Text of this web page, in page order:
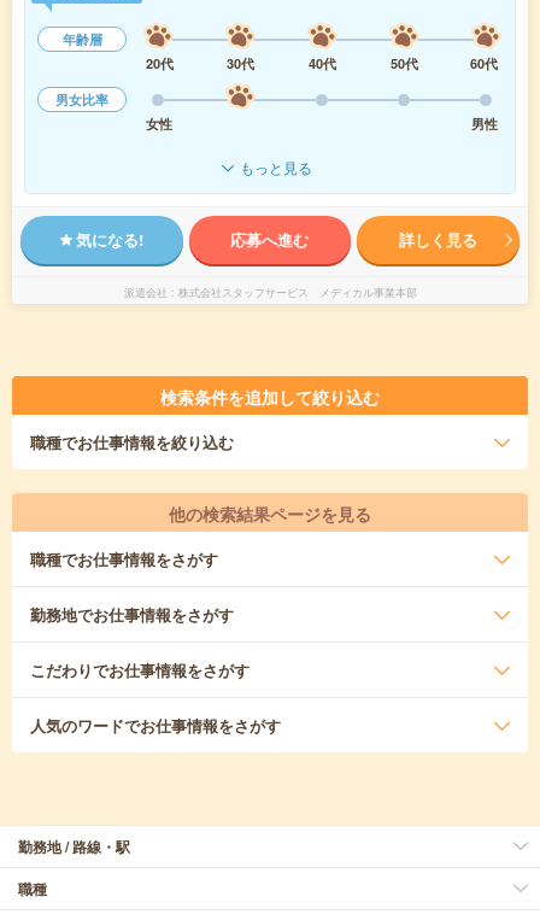
年齢層
20代
30代 40代 50代
60代
男女比率
女性
男性
もっと見る
気になる! 応募へ進む 詳しく見る
派遣会社 株式会社スタッフサービス メディカル事業本部
検索条件を追加して絞り込む
職種でお仕事情報を絞り込む
他の検索結果ページを見る
職種でお仕事情報をさがす
勤務地でお仕事情報をさがす
こだわりでお仕事情報をさがす
人気のワードでお仕事情報をさがす
勤務地 / 路線・駅
職種